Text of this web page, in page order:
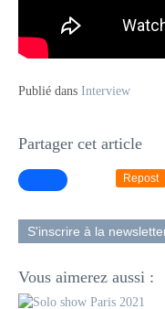
Publié dans Interview
Partager cet article
Repost
S'inscrire à la
Vous aimerez aussi :